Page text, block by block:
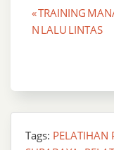
Post
« TRAINING
N LALU LINTAS
Tags: PELATIHAN